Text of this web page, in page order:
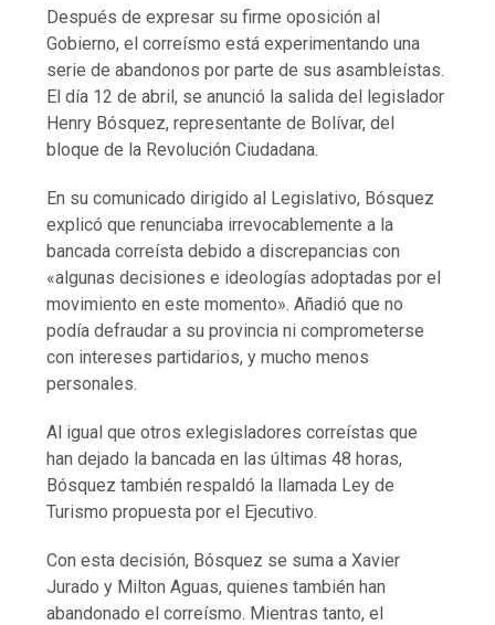
Después de expresar su firme oposición al
Gobierno, el correísmo está experimentando una
serie de abandonos por parte de sus asambleístas.
El día 12 de abril, se anunció la salida del legislador
Henry Bósquez, representante de Bolívar, del
bloque de la Revolución Ciudadana.
En su comunicado dirigido al Legislativo, Bósquez
explicó que renunciaba irrevocablemente a la
bancada correísta debido a discrepancias con
«algunas decisiones e ideologías adoptadas por el
movimiento en este momento». Añadió que no
podía defraudar a su provincia ni comprometerse
con intereses partidarios, y mucho menos
personales.
Al igual que otros exlegisladores correístas que
han dejado la bancada en las últimas 48 horas,
Bósquez también respaldó la llamada Ley de
Turismo propuesta por el Ejecutivo.
Con esta decisión, Bósquez se suma a Xavier
Jurado y Milton Aguas, quienes también han
abandonado el correísmo. Mientras tanto, el